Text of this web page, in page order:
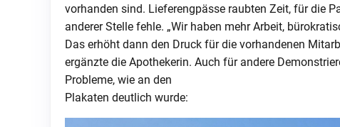
vorhanden sind. Lieferengpässe raubten Zeit, für die
anderer Stelle fehle. „Wir haben mehr Arbeit,
Das erhöht dann den Druck für die vorhandenen
ergänzte die Apothekerin. Auch für andere
Probleme, wie an den
Plakaten deutlich wurde: